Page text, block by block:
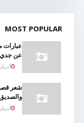
MOST POPULAR
عن جدي
أبريل 02, 2017
شعر
أبريل 02, 2017